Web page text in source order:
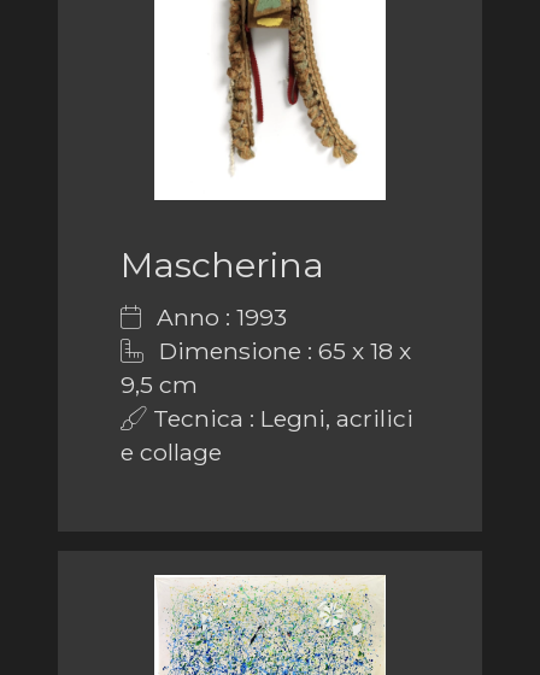
Mascherina
Anno : 1993
Dimensione : 65 x 18 x
9,5 cm
Tecnica : Legni, acrilici
e collage